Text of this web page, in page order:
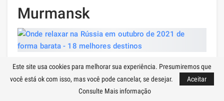
Murmansk
Murmanské uma cidade litorânea. E sua posição norte
determina o clima no meio do outono. Está muito frio
e ventoso aqui. Portanto, em uma viagem, você deve se
Este site usa cookies para melhorar sua experiência. Presumiremos que
você está ok com isso, mas você pode cancelar, se desejar.
Aceitar
Consulte Mais informação